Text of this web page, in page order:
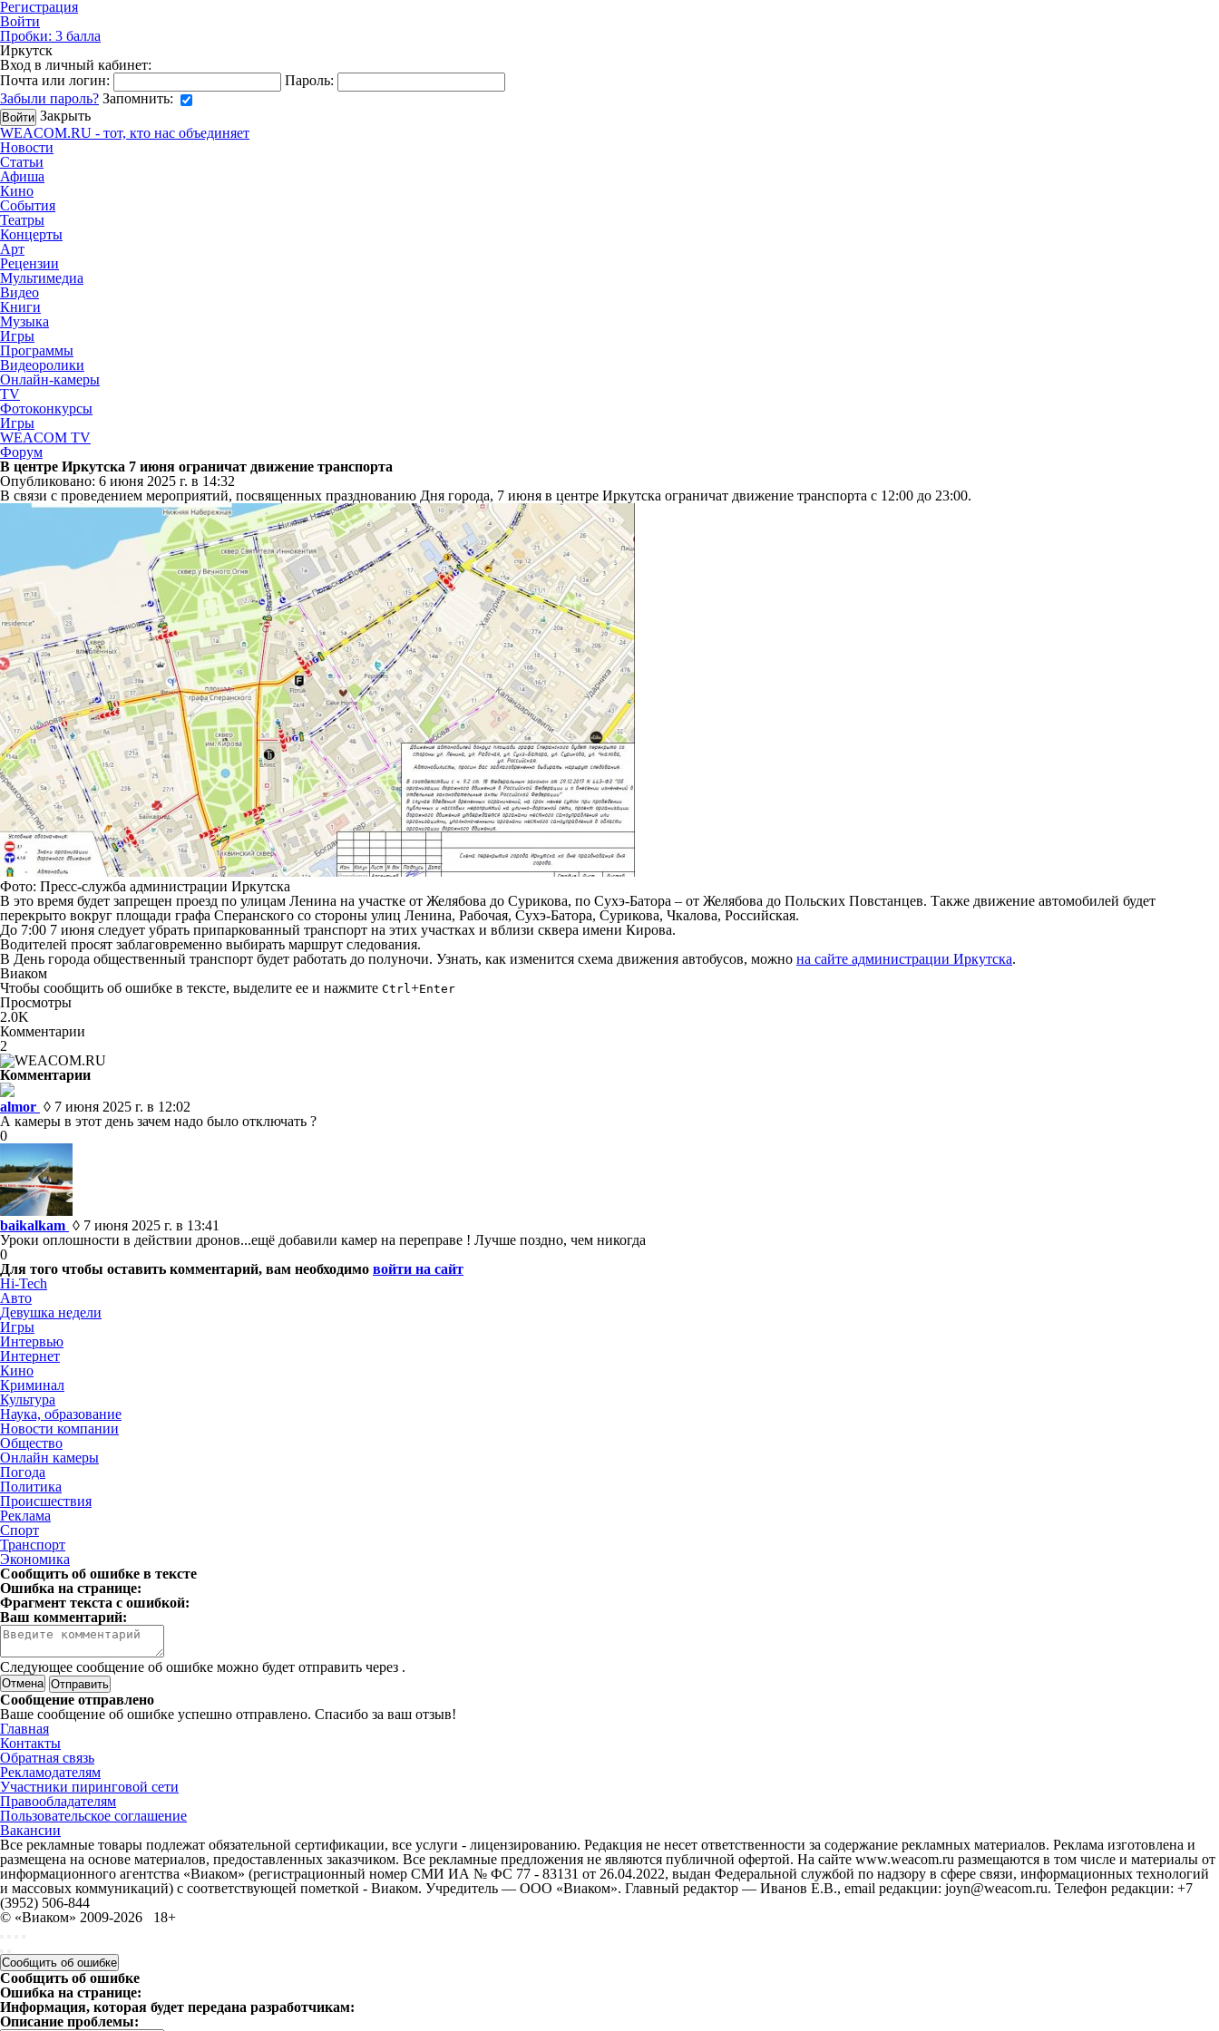
Регистрация
Войти
Пробки: 3 балла
Иркутск
Вход в личный кабинет:
Почта или логин:
Пароль:
Забыли пароль? Запомнить:
Закрыть
WEACOM.RU - тот, кто нас объединяет
Новости
Статьи
Афиша
Кино
События
Театры
Концерты
Арт
Рецензии
Мультимедиа
Видео
Книги
Музыка
Игры
Программы
Видеоролики
Онлайн-камеры
TV
Фотоконкурсы
Игры
WEACOM TV
Форум
В центре Иркутска 7 июня ограничат движение транспорта
Опубликовано: 6 июня 2025 г. в 14:32
В связи с проведением мероприятий, посвященных празднованию Дня города, 7 июня в центре Иркутска ограничат движение транспорта с 12:00 до 23:00.
Фото: Пресс-служба администрации Иркутска
В это время будет запрещен проезд по улицам Ленина на участке от Желябова до Сурикова, по Сухэ-Батора – от Желябова до Польских Повстанцев. Также движение автомобилей будет
перекрыто вокруг площади графа Сперанского со стороны улиц Ленина, Рабочая, Сухэ-Батора, Сурикова, Чкалова, Российская.
До 7:00 7 июня следует убрать припаркованный транспорт на этих участках и вблизи сквера имени Кирова.
Водителей просят заблаговременно выбирать маршрут следования.
В День города общественный транспорт будет работать до полуночи. Узнать, как изменится схема движения автобусов, можно на сайте администрации Иркутска.
Виаком
Чтобы сообщить об ошибке в тексте, выделите ее и нажмите Ctrl+Enter
Просмотры
2.0K
Комментарии
2
Комментарии
almor ◊ 7 июня 2025 г. в 12:02
А камеры в этот день зачем надо было отключать ?
0
baikalkam ◊ 7 июня 2025 г. в 13:41
Уроки оплошности в действии дронов...ещё добавили камер на переправе ! Лучше поздно, чем никогда
0
Для того чтобы оставить комментарий, вам необходимо войти на сайт
Hi-Tech
Авто
Девушка недели
Игры
Интервью
Интернет
Кино
Криминал
Культура
Наука, образование
Новости компании
Общество
Онлайн камеры
Погода
Политика
Происшествия
Реклама
Спорт
Транспорт
Экономика
Сообщить об ошибке в тексте
Ошибка на странице:
Фрагмент текста с ошибкой:
Ваш комментарий:
Следующее сообщение об ошибке можно будет отправить через .
Отмена
Сообщение отправлено
Ваше сообщение об ошибке успешно отправлено. Спасибо за ваш отзыв!
Главная
Контакты
Обратная связь
Рекламодателям
Участники пиринговой сети
Правообладателям
Пользовательское соглашение
Вакансии
Все рекламные товары подлежат обязательной сертификации, все услуги - лицензированию. Редакция не несет ответственности за содержание рекламных материалов. Реклама изготовлена и
размещена на основе материалов, предоставленных заказчиком. Все рекламные предложения не являются публичной офертой. На сайте www.weacom.ru размещаются в том числе и материалы от
информационного агентства «Виаком» (регистрационный номер СМИ ИА № ФС 77 - 83131 от 26.04.2022, выдан Федеральной службой по надзору в сфере связи, информационных технологий
и массовых коммуникаций) с соответствующей пометкой - Виаком. Учредитель — ООО «Виаком». Главный редактор — Иванов Е.В., email редакции: joyn@weacom.ru. Телефон редакции: +7
(3952) 506-844
© «Виаком» 2009-2026 18+
Сообщить об ошибке
Сообщить об ошибке
Ошибка на странице:
Информация, которая будет передана разработчикам:
Описание проблемы: